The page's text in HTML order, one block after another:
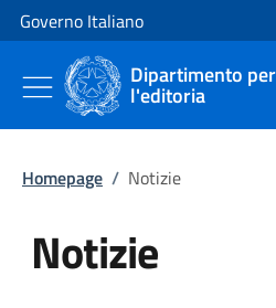
Vai al contenuto
Vai alla navigazione del sito
Governo Italiano
Dipartimento
l'editoria
Homepage / Notizie
Notizie